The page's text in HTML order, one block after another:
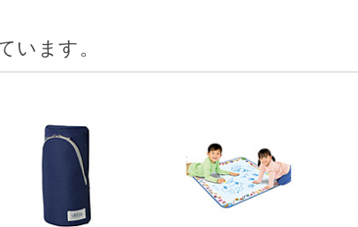
います。